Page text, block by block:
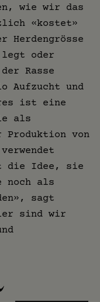
wie wir das
«kostet»
Herdengrösse
legt oder
Rasse
Aufzucht und
ist eine
als
Produktion von
die Idee, sie
noch als
sagt
sind wir